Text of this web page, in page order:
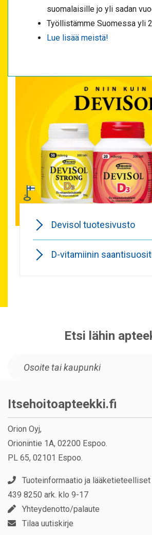
suomalaisille jo yli sadan
Työllistämme Suomessa yli
Lue lisää meistä!
Devisol tuotesivusto
D-vitamiinin
Etsi lähin
Itsehoitoapteekki.fi
Orion Oyj,
Orionintie 1A, 02200 Espoo.
PL 65, 02101 Espoo.
Tuoteinformaatio ja
439 8250 ark. klo 9-17
Yhteydenotto/palaute
Tilaa uutiskirje